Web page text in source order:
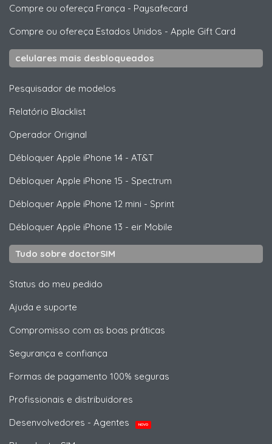
Compre ou ofereça França - Paysafecard
Compre ou ofereça Estados Unidos - Apple Gift Card
celulares mais desbloqueados
Pesquisador de modelos
Relatório Blacklist
Operador Original
Débloquer Apple iPhone 14 - AT&T
Débloquer Apple iPhone 15 - Spectrum
Débloquer Apple iPhone 12 mini - Sprint
Débloquer Apple iPhone 13 - eir Mobile
Tudo sobre doctorSIM
Status do meu pedido
Ajuda e suporte
Compromisso com as boas práticas
Segurança e confiança
Formas de pagamento 100% seguras
Profissionais e distribuidores
Desenvolvedores - Agentes
NOVO